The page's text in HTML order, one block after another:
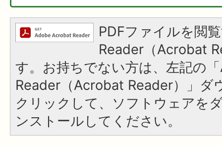
PDFファイルを閲
Reader（Acrobat
す。お持ちでない方は、左記の
Reader（Acrobat Reader）」ダ
クリックして、ソフトウェアを
ンストールしてください。